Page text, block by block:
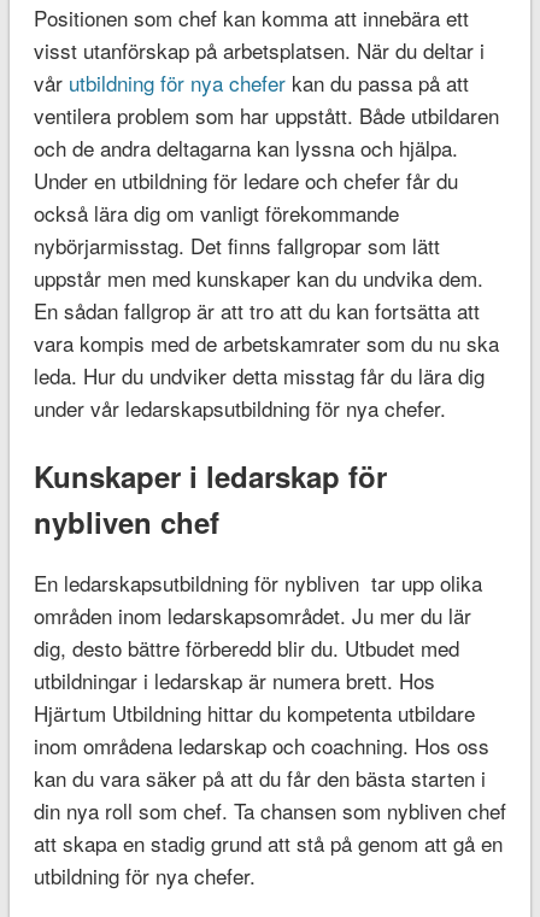
Positionen som chef kan komma att innebära ett
visst utanförskap på arbetsplatsen. När du deltar i
vår utbildning för nya cheferkan du passa på att
ventilera problem som har uppstått. Både utbildaren
och de andra deltagarna kan lyssna och hjälpa.
Under en utbildning för ledare och chefer får du
också lära dig om vanligt förekommande
nybörjarmisstag. Det finns fallgropar som lätt
uppstår men med kunskaper kan du undvika dem.
En sådan fallgrop är att tro att du kan fortsätta att
vara kompis med de arbetskamrater som du nu ska
leda. Hur du undviker detta misstag får du lära dig
under vår ledarskapsutbildning för nya chefer.
Kunskaper i ledarskap för
nybliven chef
En ledarskapsutbildning för nybliven tar upp olika
områden inom ledarskapsområdet. Ju mer du lär
dig, desto bättre förberedd blir du. Utbudet med
utbildningar i ledarskap är numera brett. Hos
Hjärtum Utbildning hittar du kompetenta utbildare
inom områdena ledarskap och coachning. Hos oss
kan du vara säker på att du får den bästa starten i
din nya roll som chef. Ta chansen som nybliven chef
att skapa en stadig grund att stå på genom att gå en
utbildning för nya chefer.